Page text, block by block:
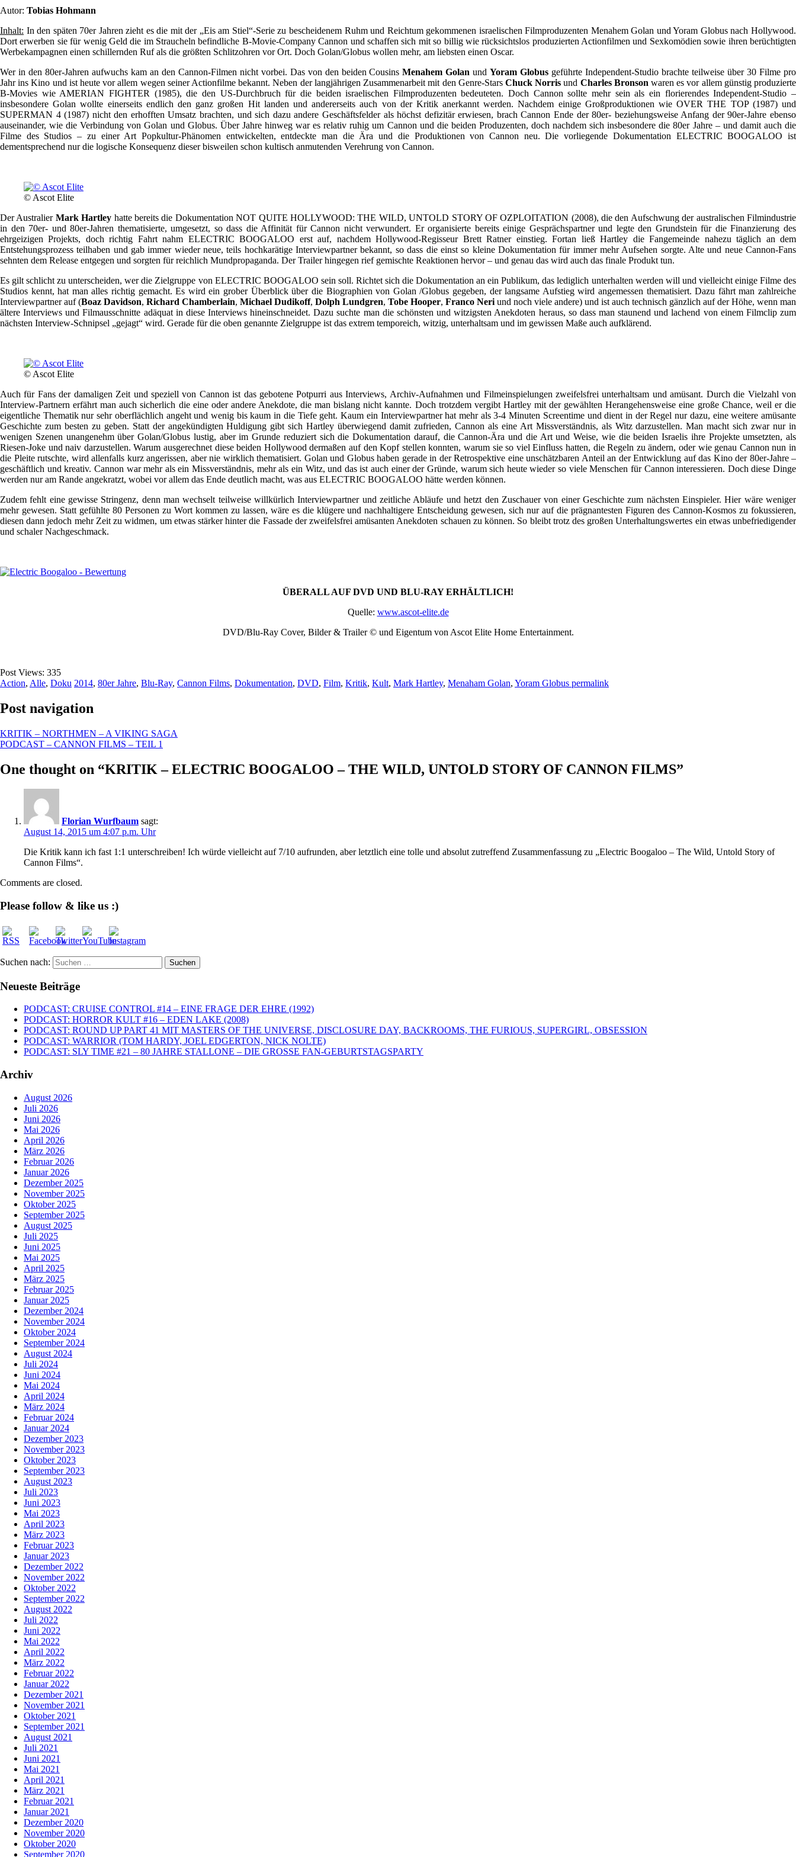
Autor: Tobias Hohmann
Inhalt: In den späten 70er Jahren zieht es die mit der „Eis am Stiel“-Serie zu bescheidenem Ruhm und Reichtum gekommenen israelischen Filmproduzenten Menahem Golan und Yoram Globus nach Hollywood.
Dort erwerben sie für wenig Geld die im Straucheln befindliche B-Movie-Company Cannon und schaffen sich mit so billig wie rücksichtslos produzierten Actionfilmen und Sexkomödien sowie ihren berüchtigten
Werbekampagnen einen schillernden Ruf als die größten Schlitzohren vor Ort. Doch Golan/Globus wollen mehr, am liebsten einen Oscar.
Wer in den 80er-Jahren aufwuchs kam an den Cannon-Filmen nicht vorbei. Das von den beiden CousinsMenahem Golan undYoram Globus geführte Independent-Studio brachte teilweise über 30 Filme pro
Jahr ins Kino und ist heute vor allem wegen seiner Actionfilme bekannt. Neben der langjährigen Zusammenarbeit mit den Genre-Stars Chuck Norris und Charles Bronson waren es vor allem günstig produzierte
B-Movies wie AMERIAN FIGHTER (1985), die den US-Durchbruch für die beiden israelischen Filmproduzenten bedeuteten. Doch Cannon sollte mehr sein als ein florierendes Independent-Studio –
insbesondere Golan wollte einerseits endlich den ganz großen Hit landen und andererseits auch von der Kritik anerkannt werden. Nachdem einige Großproduktionen wie OVER THE TOP (1987) und
SUPERMAN 4 (1987) nicht den erhofften Umsatz brachten, und sich dazu andere Geschäftsfelder als höchst defizitär erwiesen, brach Cannon Ende der 80er- beziehungsweise Anfang der 90er-Jahre ebenso
auseinander, wie die Verbindung von Golan und Globus. Über Jahre hinweg war es relativ ruhig um Cannon und die beiden Produzenten, doch nachdem sich insbesondere die 80er Jahre – und damit auch die
Filme des Studios – zu einer Art Popkultur-Phänomen entwickelten, entdeckte man die Ära und die Produktionen von Cannon neu. Die vorliegende Dokumentation ELECTRIC BOOGALOO ist
dementsprechend nur die logische Konsequenz dieser bisweilen schon kultisch anmutenden Verehrung von Cannon.
© Ascot Elite
Der Australier Mark Hartley hatte bereits die Dokumentation NOT QUITE HOLLYWOOD: THE WILD, UNTOLD STORY OF OZPLOITATION (2008), die den Aufschwung der australischen Filmindustrie
in den 70er- und 80er-Jahren thematisierte, umgesetzt, so dass die Affinität für Cannon nicht verwundert. Er organisierte bereits einige Gesprächspartner und legte den Grundstein für die Finanzierung des
ehrgeizigen Projekts, doch richtig Fahrt nahm ELECTRIC BOOGALOO erst auf, nachdem Hollywood-Regisseur Brett Ratner einstieg. Fortan ließ Hartley die Fangemeinde nahezu täglich an dem
Entstehungsprozess teilhaben und gab immer wieder neue, teils hochkarätige Interviewpartner bekannt, so dass die einst so kleine Dokumentation für immer mehr Aufsehen sorgte. Alte und neue Cannon-Fans
sehnten dem Release entgegen und sorgten für reichlich Mundpropaganda. Der Trailer hingegen rief gemischte Reaktionen hervor – und genau das wird auch das finale Produkt tun.
Es gilt schlicht zu unterscheiden, wer die Zielgruppe von ELECTRIC BOOGALOO sein soll. Richtet sich die Dokumentation an ein Publikum, das lediglich unterhalten werden will und vielleicht einige Filme des
Studios kennt, hat man alles richtig gemacht. Es wird ein grober Überblick über die Biographien von Golan /Globus gegeben, der langsame Aufstieg wird angemessen thematisiert. Dazu fährt man zahlreiche
Interviewpartner auf (Boaz Davidson, Richard Chamberlain, Michael Dudikoff, Dolph Lundgren, Tobe Hooper, Franco Neri und noch viele andere) und ist auch technisch gänzlich auf der Höhe, wenn man
ältere Interviews und Filmausschnitte adäquat in diese Interviews hineinschneidet. Dazu suchte man die schönsten und witzigsten Anekdoten heraus, so dass man staunend und lachend von einem Filmclip zum
nächsten Interview-Schnipsel „gejagt“ wird. Gerade für die oben genannte Zielgruppe ist das extrem temporeich, witzig, unterhaltsam und im gewissen Maße auch aufklärend.
© Ascot Elite
Auch für Fans der damaligen Zeit und speziell von Cannon ist das gebotene Potpurri aus Interviews, Archiv-Aufnahmen und Filmeinspielungen zweifelsfrei unterhaltsam und amüsant. Durch die Vielzahl von
Interview-Partnern erfährt man auch sicherlich die eine oder andere Anekdote, die man bislang nicht kannte. Doch trotzdem vergibt Hartley mit der gewählten Herangehensweise eine große Chance, weil er die
eigentliche Thematik nur sehr oberflächlich angeht und wenig bis kaum in die Tiefe geht. Kaum ein Interviewpartner hat mehr als 3-4 Minuten Screentime und dient in der Regel nur dazu, eine weitere amüsante
Geschichte zum besten zu geben. Statt der angekündigten Huldigung gibt sich Hartley überwiegend damit zufrieden, Cannon als eine Art Missverständnis, als Witz darzustellen. Man macht sich zwar nur in
wenigen Szenen unangenehm über Golan/Globus lustig, aber im Grunde reduziert sich die Dokumentation darauf, die Cannon-Ära und die Art und Weise, wie die beiden Israelis ihre Projekte umsetzten, als
Riesen-Joke und naiv darzustellen. Warum ausgerechnet diese beiden Hollywood dermaßen auf den Kopf stellen konnten, warum sie so viel Einfluss hatten, die Regeln zu ändern, oder wie genau Cannon nun in
die Pleite rutschte, wird allenfalls kurz angerissen, aber nie wirklich thematisiert. Golan und Globus haben gerade in der Retrospektive eine unschätzbaren Anteil an der Entwicklung auf das Kino der 80er-Jahre –
geschäftlich und kreativ. Cannon war mehr als ein Missverständnis, mehr als ein Witz, und das ist auch einer der Gründe, warum sich heute wieder so viele Menschen für Cannon interessieren. Doch diese Dinge
werden nur am Rande angekratzt, wobei vor allem das Ende deutlich macht, was aus ELECTRIC BOOGALOO hätte werden können.
Zudem fehlt eine gewisse Stringenz, denn man wechselt teilweise willkürlich Interviewpartner und zeitliche Abläufe und hetzt den Zuschauer von einer Geschichte zum nächsten Einspieler. Hier wäre weniger
mehr gewesen. Statt gefühlte 80 Personen zu Wort kommen zu lassen, wäre es die klügere und nachhaltigere Entscheidung gewesen, sich nur auf die prägnantesten Figuren des Cannon-Kosmos zu fokussieren,
diesen dann jedoch mehr Zeit zu widmen, um etwas stärker hinter die Fassade der zweifelsfrei amüsanten Anekdoten schauen zu können. So bleibt trotz des großen Unterhaltungswertes ein etwas unbefriedigender
und schaler Nachgeschmack.
ÜBERALL AUF DVD UND BLU-RAY ERHÄLTLICH!
Quelle: www.ascot-elite.de
DVD/Blu-Ray Cover, Bilder & Trailer © und Eigentum von Ascot Elite Home Entertainment.
Post Views: 335
Action, Alle, Doku 2014, 80er Jahre, Blu-Ray, Cannon Films, Dokumentation, DVD, Film, Kritik, Kult, Mark Hartley, Menaham Golan, Yoram Globus permalink
Post navigation
KRITIK – NORTHMEN – A VIKING SAGA
PODCAST – CANNON FILMS – TEIL 1
One thought on “KRITIK – ELECTRIC BOOGALOO – THE WILD, UNTOLD STORY OF CANNON FILMS”
Florian Wurfbaum sagt:
August 14, 2015 um 4:07 p.m. Uhr
Die Kritik kann ich fast 1:1 unterschreiben! Ich würde vielleicht auf 7/10 aufrunden, aber letztlich eine tolle und absolut zutreffend Zusammenfassung zu „Electric Boogaloo – The Wild, Untold Story of
Cannon Films“.
Comments are closed.
Please follow & like us :)
Suchen nach:
Neueste Beiträge
PODCAST: CRUISE CONTROL #14 – EINE FRAGE DER EHRE (1992)
PODCAST: HORROR KULT #16 – EDEN LAKE (2008)
PODCAST: ROUND UP PART 41 MIT MASTERS OF THE UNIVERSE, DISCLOSURE DAY, BACKROOMS, THE FURIOUS, SUPERGIRL, OBSESSION
PODCAST: WARRIOR (TOM HARDY, JOEL EDGERTON, NICK NOLTE)
PODCAST: SLY TIME #21 – 80 JAHRE STALLONE – DIE GROSSE FAN-GEBURTSTAGSPARTY
Archiv
August 2026
Juli 2026
Juni 2026
Mai 2026
April 2026
März 2026
Februar 2026
Januar 2026
Dezember 2025
November 2025
Oktober 2025
September 2025
August 2025
Juli 2025
Juni 2025
Mai 2025
April 2025
März 2025
Februar 2025
Januar 2025
Dezember 2024
November 2024
Oktober 2024
September 2024
August 2024
Juli 2024
Juni 2024
Mai 2024
April 2024
März 2024
Februar 2024
Januar 2024
Dezember 2023
November 2023
Oktober 2023
September 2023
August 2023
Juli 2023
Juni 2023
Mai 2023
April 2023
März 2023
Februar 2023
Januar 2023
Dezember 2022
November 2022
Oktober 2022
September 2022
August 2022
Juli 2022
Juni 2022
Mai 2022
April 2022
März 2022
Februar 2022
Januar 2022
Dezember 2021
November 2021
Oktober 2021
September 2021
August 2021
Juli 2021
Juni 2021
Mai 2021
April 2021
März 2021
Februar 2021
Januar 2021
Dezember 2020
November 2020
Oktober 2020
September 2020